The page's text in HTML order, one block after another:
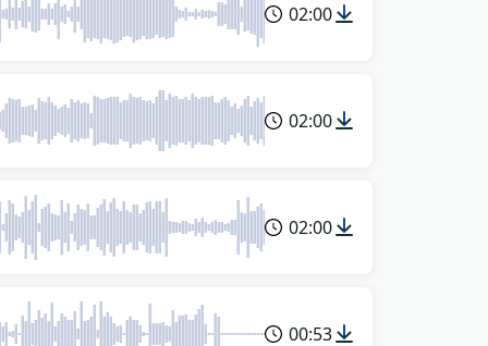
02:00
02:00
02:00
00:53